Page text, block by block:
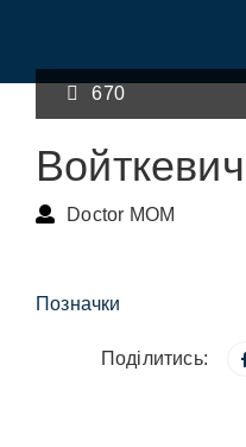
670
Войткевич
Doctor MOM
Позначки
Поділитись: